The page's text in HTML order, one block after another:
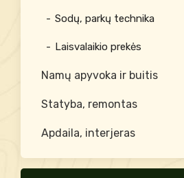
Sodų, parkų technika
Laisvalaikio prekės
Namų apyvoka ir buitis
Statyba, remontas
Apdaila, interjeras